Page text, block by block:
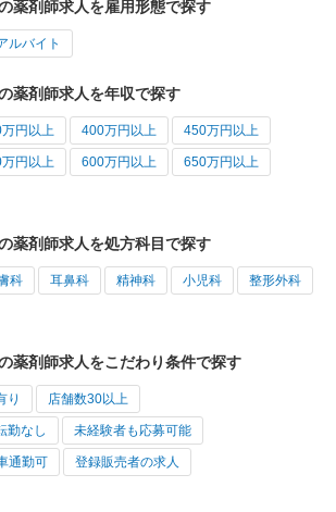
薬剤師求人を雇用形態で探す
ルバイト
薬剤師求人を年収で探す
円以上 400万円以上 450万円以上
円以上 600万円以上 650万円以上
薬剤師求人を処方科目で探す
科 耳鼻科 精神科 小児科 整形外科
薬剤師求人をこだわり条件で探す
り 店舗数30以上
勤なし 未経験者も応募可能
通勤可 登録販売者の求人